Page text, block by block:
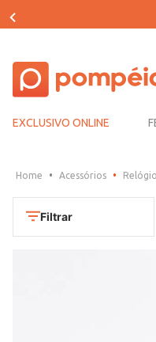
EXCLUSIVO ONLINE
Acessórios Relógio
Filtrar